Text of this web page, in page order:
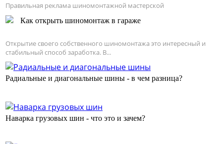
Правильная реклама шиномонтажной мастерской
Как открыть шиномонтаж в гараже
Открытие своего собственного шиномонтажа это интересный и
стабильный способ заработка. В...
Радиальные и диагональные шины - в чем разница?
Наварка грузовых шин - что это и зачем?